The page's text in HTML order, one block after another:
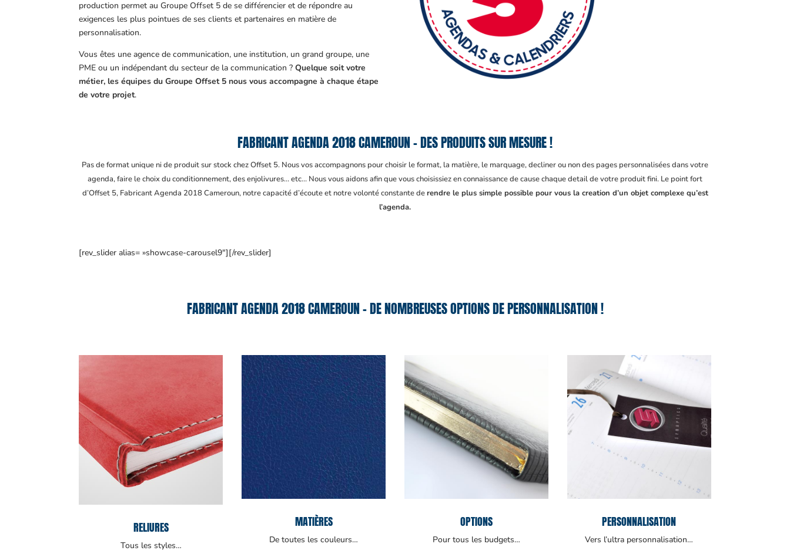
production permet au Groupe Offset 5 de se différencier et de répondre au
exigences les plus pointues de ses clients et partenaires en matière de
personnalisation.
Vous êtes une agence de communication, une institution, un grand groupe, une
PME ou un indépendant du secteur de la communication ?Quelque soit votre
métier, les équipes du Groupe Offset 5 nous vous accompagne à chaque étape
de votre projet.
FABRICANT AGENDA 2018 CAMEROUN – DES PRODUITS SUR MESURE !
Pas de format unique ni de produit sur stock chez Offset 5. Nous vos accompagnons pour choisir le format, la matière, le marquage, decliner ou non des pages personnalisées dans votre
agenda, faire le choix du conditionnement, des enjolivures… etc… Nous vous aidons afin que vous choisissiez en connaissance de cause chaque detail de votre produit fini. Le point fort
d’Offset 5, Fabricant Agenda 2018 Cameroun, notre capacité d’écoute et notre volonté constante derendre le plus simple possible pour vous la creation d’un objet complexe qu’est
l’agenda.
[rev_slider alias= »showcase-carousel9″][/rev_slider]
FABRICANT AGENDA 2018 CAMEROUN – DE NOMBREUSES OPTIONS DE PERSONNALISATION !
RELIURES
Tous les styles…
MATIÈRES
De toutes les couleurs…
OPTIONS
Pour tous les budgets…
PERSONNALISATION
Vers l’ultra personnalisation…